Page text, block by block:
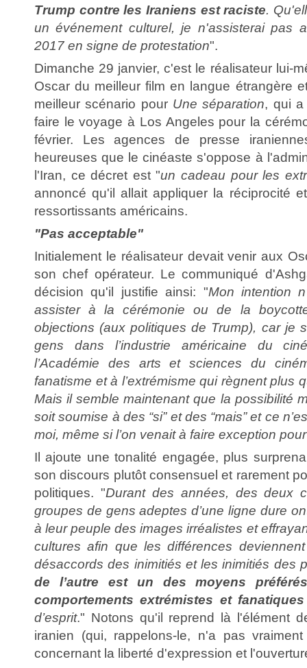
Trump contre les Iraniens est raciste.
un événement culturel, je n'assisterai pas
2017 en signe de protestation".
Dimanche 29 janvier, c'est le réalisateur lui-
Oscar du meilleur film en langue étrangère
meilleur scénario pour Une séparation, qui a
faire le voyage à Los Angeles pour la
février. Les agences de presse
heureuses que le cinéaste s'oppose à
l'Iran, ce décret est "un cadeau pour les
annoncé qu'il allait appliquer la réciprocité
ressortissants américains.
"Pas acceptable"
Initialement le réalisateur devait venir aux
son chef opérateur. Le communiqué
décision qu'il justifie ainsi: "Mon intention
assister à la cérémonie ou de la
objections (aux politiques de Trump), car je
gens dans l’industrie américaine du
l’Académie des arts et sciences du
fanatisme et à l’extrémisme qui règnent plus
Mais il semble maintenant que la possibilité
soit soumise à des “si” et des “mais” et ce
moi, même si l’on venait à faire exception
Il ajoute une tonalité engagée, plus
son discours plutôt consensuel et rarement
politiques. "Durant des années, des deux
groupes de gens adeptes d’une ligne dure
à leur peuple des images irréalistes et
cultures afin que les différences
désaccords des inimitiés et les inimitiés des
de l’autre est un des moyens
comportements extrémistes et fanatiques
d’esprit." Notons qu'il reprend là l'élément
iranien (qui, rappelons-le, n'a pas
concernant la liberté d'expression et